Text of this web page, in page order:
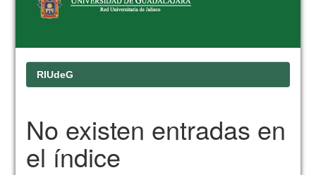
RIUdeG
No existen entradas en
el índice